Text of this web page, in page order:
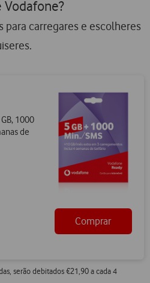
para carregares e escolheres
1000
de
Comprar
serão debitados €21,90 a cada 4